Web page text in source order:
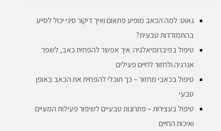
גאוט: למה הכאב מופיע פתאום ואיך דיקור סיני יכול לסייע
בהתמודדות טבעית?
טיפול בפיברומיאלגיה: איך אפשר להפחית כאב, לשפר
אנרגיה ולחזור לחיים פעילים
טיפול בכאבי מחזור – כך תוכלי להפחית את הכאב באופן
טבעי
טיפול בעצירות – פתרונות טבעיים לשיפור פעילות המעיים
ואיכות החיים